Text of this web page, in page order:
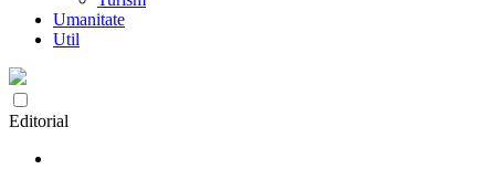
Umanitate
Util
Editorial